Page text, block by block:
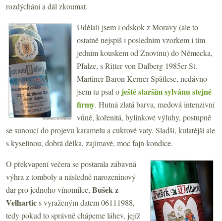
rozdýchání a dál zkoumat.
Udělali jsem i odskok z Moravy (ale to
ostatně nejspíš i posledním vzorkem i tím
jedním kouskem od Znovínu) do Německa,
Pfalze, s Ritter von Dalberg 1985er St.
Martiner Baron Kerner Spätlese, nedávno
jsem tu psal o ještě starším sylvánu stejné
firmy. Hutná zlatá barva, medová intenzivní
vůně, kořenitá, bylinkové výluhy, postupně
se sunoucí do projevu karamelu a cukrové vaty. Sladší, kulatější ale
s kyselinou, dobrá délka, zajímavé, moc fajn kondice.
O překvapení večera se postarala zábavná
výhra z tomboly a následně narozeninový
dar pro jednoho vínomilce, Bušek z
Velhartics vyraženým datem 06111988,
tedy pokud to správně chápeme láhev, jejíž